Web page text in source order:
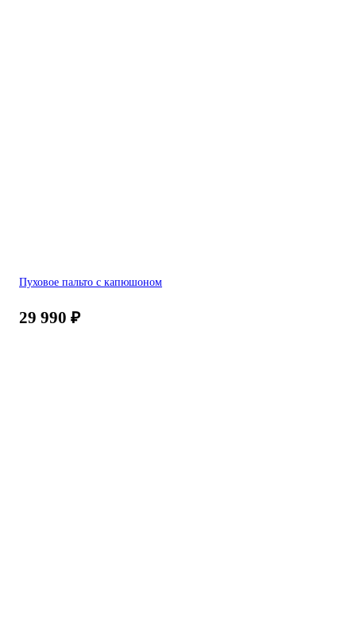
Пуховое пальто с капюшоном
29 990 ₽